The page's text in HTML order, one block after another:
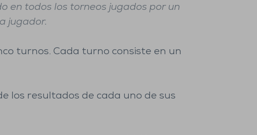
en todos los torneos jugados por un
jugador.
turnos. Cada turno consiste en un
los resultados de cada uno de sus